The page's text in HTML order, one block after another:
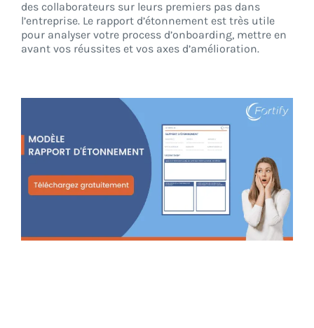
des collaborateurs sur leurs premiers pas dans
l’entreprise. Le rapport d’étonnement est très utile
pour analyser votre process d’onboarding, mettre en
avant vos réussites et vos axes d’amélioration.